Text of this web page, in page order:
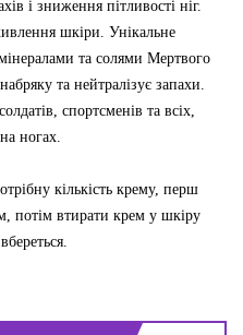
і зниження пітливості ніг.
шкіри. Унікальне
та солями Мертвого
та нейтралізує запахи.
спортсменів та всіх,
ногах.
кількість крему, перш
потім втирати крем у шкіру